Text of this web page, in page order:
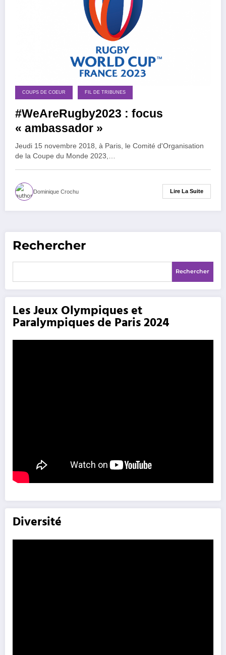
COUPS DE COEUR FIL DE TRIBUNES
#WeAreRugby2023 : focus
« ambassador »
Jeudi 15 novembre 2018, à Paris, le Comité d'Organisation
de la Coupe du Monde 2023,…
Dominique Crochu Lire La Suite
Rechercher
Rechercher
Les Jeux Olympiques et
Paralympiques de Paris 2024
Diversité